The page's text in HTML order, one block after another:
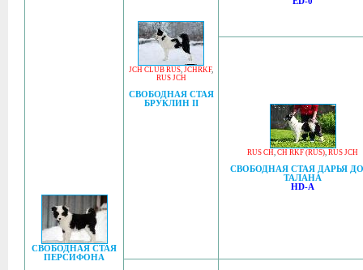
СВОБОДНАЯ СТАЯ
ПЕРСИФОНА
JCH CLUB RUS, JCHRKF,
RUS JCH
СВОБОДНАЯ СТАЯ
БРУКЛИН II
RUS CH, CH RKF (RUS), RUS JCH
СВОБОДНАЯ СТАЯ ДАРЬЯ
ТАЛАНА
HD-A